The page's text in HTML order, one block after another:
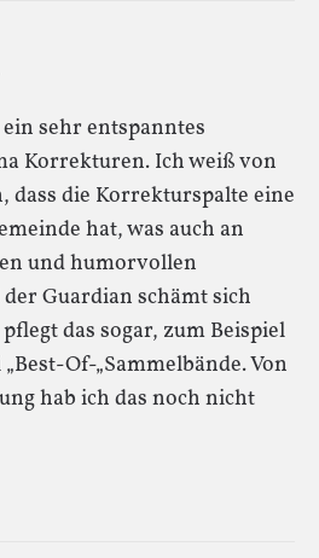
sehr entspanntes
Korrekturen. Ich weiß von
dass die Korrekturspalte eine
hat, was auch an
und humorvollen
Guardian schämt sich
das sogar, zum Beispiel
Of-„Sammelbände. Von
hab ich das noch nicht